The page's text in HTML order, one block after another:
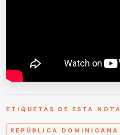
ETIQUETAS DE ESTA NOTA
REPÚBLICA DOMINICANA